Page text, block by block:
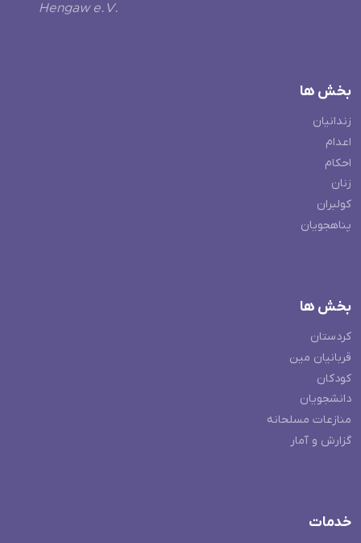
Hengaw e.V.
بخش ها
زندانیان
اعدام
احکام
زنان
کولبران
پناهجویان
بخش ها
کردستان
قربانیان مین
کودکان
دانشجویان
منازعات مسلحانه
گزارش و آمار
خدمات